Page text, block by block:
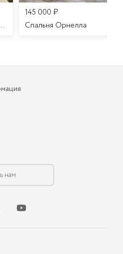
Мона Лиза
145 000 ₽
Cпальня Орнелла
нам